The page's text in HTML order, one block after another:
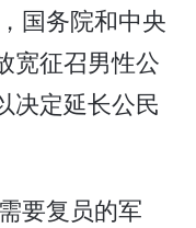
国务院和中央
宽征召男性公
决定延长公民
要复员的军